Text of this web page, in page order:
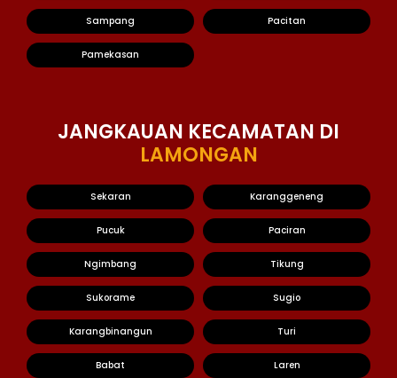
Sampang Pacitan
Pamekasan
JANGKAUAN KECAMATAN DI
LAMONGAN
Sekaran Karanggeneng
Pucuk Paciran
Ngimbang Tikung
Sukorame Sugio
Karangbinangun Turi
Babat Laren